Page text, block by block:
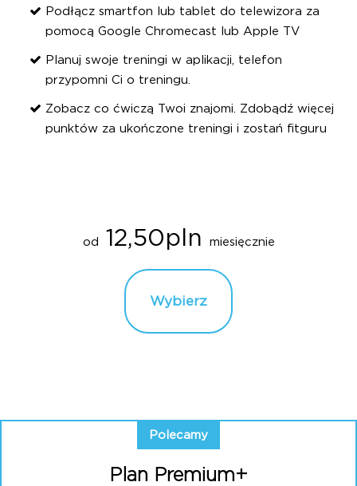
Podłącz smartfon lub tablet do telewizora za
pomocą Google Chromecast lub Apple TV
Planuj swoje treningi w aplikacji, telefon
przypomni Ci o treningu.
Zobacz co ćwiczą Twoi znajomi. Zdobądź więcej
punktów za ukończone treningi i zostań fitguru
od 12,50pln miesięcznie
Wybierz
Polecamy
Plan Premium+